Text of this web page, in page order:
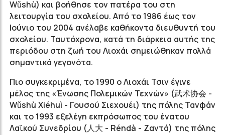
Wǔshù) και βοήθησε τον πατέρα του στη
λειτουργία του σχολείου. Από το 1986 έως τον
Ιούνιο του 2004 ανέλαβε καθήκοντα διευθυντή του
σχολείου. Ταυτόχρονα, κατά τη διάρκεια αυτής της
περιόδου στη ζωή του Λιοχάι σημειώθηκαν πολλά
σημαντικά γεγονότα.
Πιο συγκεκριμένα, το 1990 ο Λιοχάι Τσιν έγινε
μέλος της «Ένωσης Πολεμικών Τεχνών» (武术协会 -
Wǔshù Xiéhuì - Γουσού Σιεχουέι) της πόλης Τανφάν
και το 1993 εξελέγη εκπρόσωπος του ένατου
Λαϊκού Συνεδρίου (人大 - Réndà - Ζαντά) της πόλης